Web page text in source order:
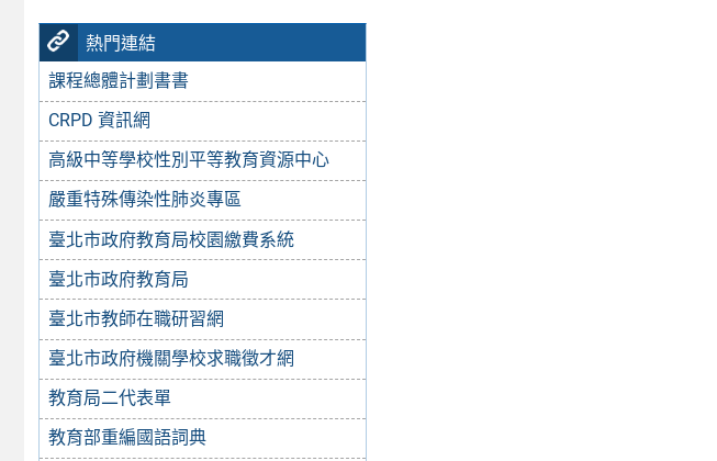
熱門連結
課程總體計劃書書
CRPD 資訊網
高級中等學校性別平等教育資源中心
嚴重特殊傳染性肺炎專區
臺北市政府教育局校園繳費系統
臺北市政府教育局
臺北市教師在職研習網
臺北市政府機關學校求職徵才網
教育局二代表單
教育部重編國語詞典